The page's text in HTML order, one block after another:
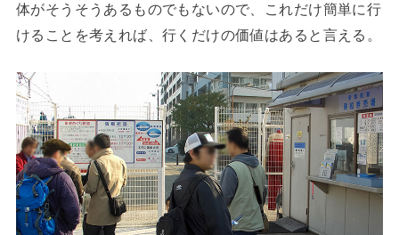
体がそうそうあるものでもないので、これだけ簡単に行
けることを考えれば、行くだけの価値はあると言える。